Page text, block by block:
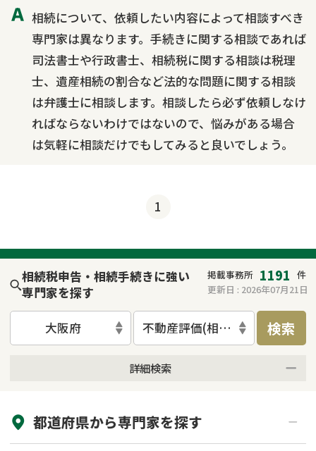
相続について、依頼したい内容によって相談すべき
専門家は異なります。手続きに関する相談であれば
司法書士や行政書士、相続税に関する相談は税理
士、遺産相続の割合など法的な問題に関する相談
は弁護士に相談します。相談したら必ず依頼しなけ
ればならないわけではないので、悩みがある場合
は気軽に相談だけでもしてみると良いでしょう。
1
相続税申告・相続手続きに強い
専門家を探す
掲載事務所 1191 件
更新日 : 2026年07月21日
大阪府 不動産評価(相続不動産)検索
詳細検索
初回相談無料
土日祝の相談可能
都道府県から専門家を探す